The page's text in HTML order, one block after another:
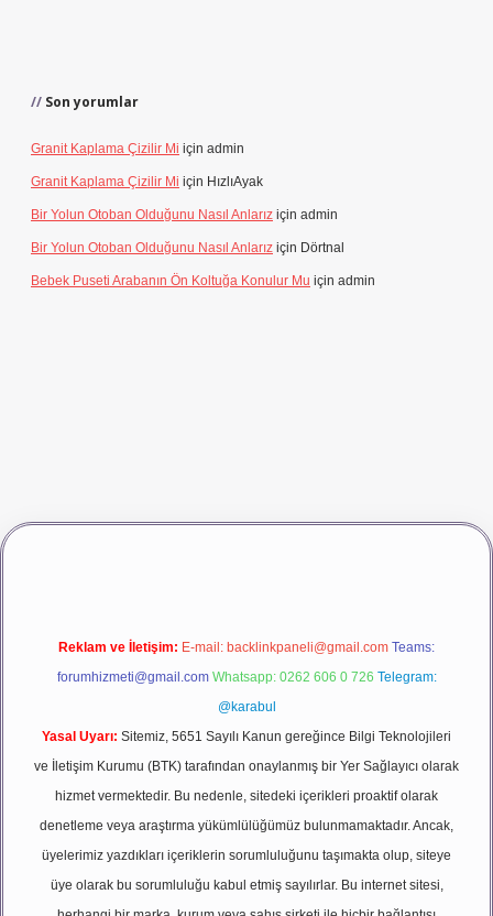
Son yorumlar
Granit Kaplama Çizilir Mi için admin
Granit Kaplama Çizilir Mi için HızlıAyak
Bir Yolun Otoban Olduğunu Nasıl Anlarız için admin
Bir Yolun Otoban Olduğunu Nasıl Anlarız için Dörtnal
Bebek Puseti Arabanın Ön Koltuğa Konulur Mu için admin
girişbetexper
Reklam ve İletişim: E-mail: backlinkpaneli@gmail.com Teams:
forumhizmeti@gmail.com Whatsapp: 0262 606 0 726 Telegram:
@karabul
Yasal Uyarı: Sitemiz, 5651 Sayılı Kanun gereğince Bilgi Teknolojileri
ve İletişim Kurumu (BTK) tarafından onaylanmış bir Yer Sağlayıcı olarak
hizmet vermektedir. Bu nedenle, sitedeki içerikleri proaktif olarak
denetleme veya araştırma yükümlülüğümüz bulunmamaktadır. Ancak,
üyelerimiz yazdıkları içeriklerin sorumluluğunu taşımakta olup, siteye
üye olarak bu sorumluluğu kabul etmiş sayılırlar. Bu internet sitesi,